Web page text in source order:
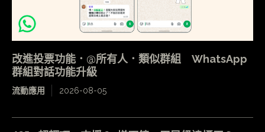
改進投票功能．@所有人．類似群組 WhatsApp
群組對話功能升級
流動應用 2026-08-05